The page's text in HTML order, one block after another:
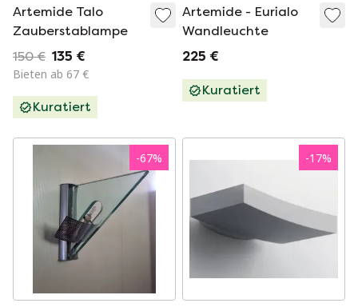
Artemide Talo
Zauberstablampe
150 € 135 €
Bieten ab 67 €
Kuratiert
Artemide - Eurialo
Wandleuchte
225 €
Kuratiert
-67% -17%